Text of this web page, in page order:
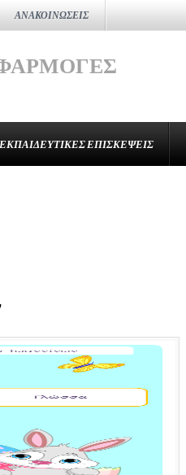
ΑΝΑΚΟΙΝΏΣΕΙΣ
ΕΚΠΑΙΔΕΥΤΙΚΈΣ ΕΠΙΣΚΈΨΕΙΣ